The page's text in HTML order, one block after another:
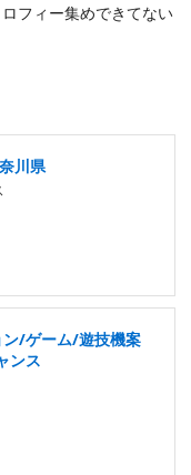
フィー集めできてない
川県
/ゲーム/遊技機案
ンス